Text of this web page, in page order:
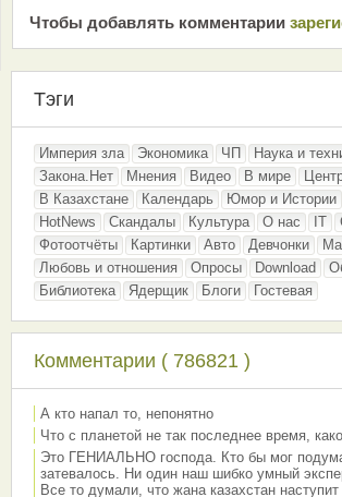
Чтобы добавлять комментарии
Тэги
Империя зла Экономика ЧП Наука и
Закона.Нет
Мнения Видео В мире
В Казахстане
Календарь Юмор и Истории
HotNews
Скандалы Культура О нас IT
Фотоотчёты
Картинки Авто Девчонки
Любовь и отношения
Опросы Download
Библиотека
Ядерщик Блоги Гостевая
Комментарии ( 786821 )
А кто напал то, непонятно
Что с планетой не так последнее время,
Это ГЕНИАЛЬНО господа. Кто бы мог
затевалось. Ни один наш шибко умный
Все то думали, что жана казахстан наступит